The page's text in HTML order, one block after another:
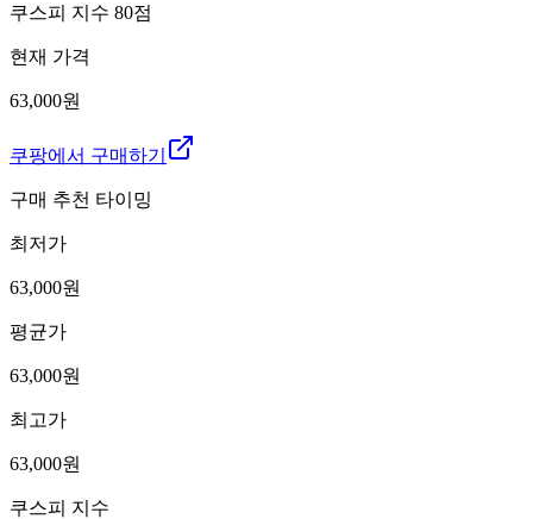
쿠스피 지수 80점
현재 가격
63,000원
쿠팡에서 구매하기
구매 추천 타이밍
최저가
63,000원
평균가
63,000원
최고가
63,000원
쿠스피 지수